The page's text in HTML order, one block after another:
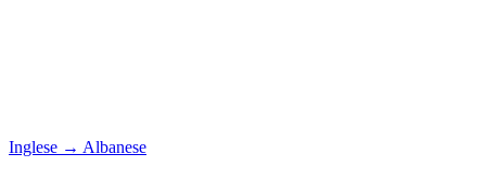
Inglese → Albanese